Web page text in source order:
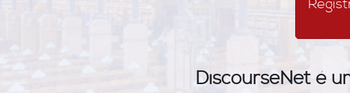
DiscourseNet é